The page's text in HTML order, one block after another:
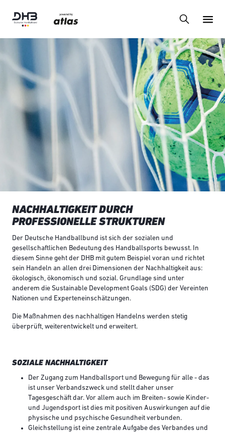
NACHHALTIGKEIT DURCH
PROFESSIONELLE STRUKTUREN
Der Deutsche Handballbund ist sich der sozialen und
gesellschaftlichen Bedeutung des Handballsports bewusst. In
diesem Sinne geht der DHB mit gutem Beispiel voran und richtet
sein Handeln an allen drei Dimensionen der Nachhaltigkeit aus:
ökologisch, ökonomisch und sozial. Grundlage sind unter
anderem die Sustainable Development Goals (SDG) der Vereinten
Nationen und Experteneinschätzungen.
Die Maßnahmen des nachhaltigen Handelns werden stetig
überprüft, weiterentwickelt und erweitert.
SOZIALE NACHHALTIGKEIT
Der Zugang zum Handballsport und Bewegung für alle - das
ist unser Verbandszweck und stellt daher unser
Tagesgeschäft dar. Vor allem auch im Breiten- sowie Kinder-
und Jugendsport ist dies mit positiven Auswirkungen auf die
physische und psychische Gesundheit verbunden.
Gleichstellung ist eine zentrale Aufgabe des Verbandes und